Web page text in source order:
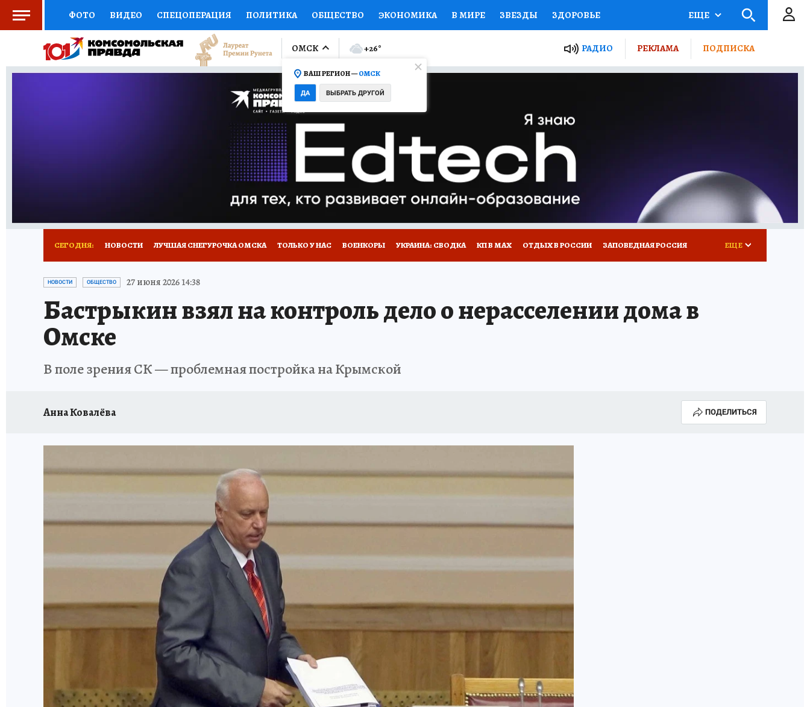
ФОТО ВИДЕО СПЕЦОПЕРАЦИЯ ПОЛИТИКА ОБЩЕСТВО ЭКОНОМИКА В МИРЕ ЗВЕЗДЫ ЗДОРОВЬЕ
СОЦПОДДЕРЖКА НАУКА СПОРТ КОЛУМНИСТЫ ПРОИСШЕСТВИЯ НАЦИОНАЛЬНЫЕ ПРОЕКТЫ РОССИИ
ВЫБОР ЭКСПЕРТОВ ДОКТОР ФИНАНСЫ ОТКРЫВАЕМ МИР СЕМЬЯ ЖЕНСКИЕ СЕКРЕТЫ ПУТЕВОДИТЕЛЬ
ПРОГНОЗЫ НА СПОРТ ПРОМОКОДЫ СЕРИАЛЫ
ТЕЛЕВИЗОР КОЛЛЕКЦИИ КОНКУРСЫ ГИД ПОТРЕБИТЕЛЯ
НОВОЕ НА САЙТЕ
ЕЩЕ
ОМСК
ВАШ РЕГИОН —ОМСК
ДА ВЫБРАТЬ ДРУГОЙ
+26° РАДИО РЕКЛАМА ПОДПИСКА
СЕГОДНЯ: НОВОСТИ ЛУЧШАЯ СНЕГУРОЧКА ОМСКА ТОЛЬКО У НАС ВОЕНКОРЫ УКРАИНА: СВОДКА КП В МАХ ОТДЫХ В РОССИИ ЗАПОВЕДНАЯ РОССИЯ
ПРОИСШЕСТВИЯ АФИША
ЕЩЕ
НОВОСТИ ОБЩЕСТВО 27 июня 2026 14:38
Бастрыкин взял на контроль дело о нерасселении дома в
Омске
В поле зрения СК — проблемная постройка на Крымской
Анна Ковалёва ПОДЕЛИТЬСЯ